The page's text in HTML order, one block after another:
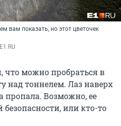
вам показать, но этот цветочек
что можно пробраться в
над тоннелем. Лаз наверх
Возможно, ее
или кто-то